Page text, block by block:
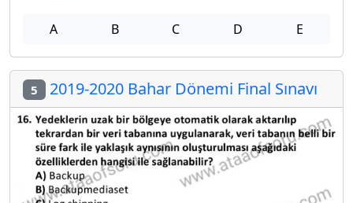
A B C D E
5 2019-2020 Bahar Dönemi Final Sınavı